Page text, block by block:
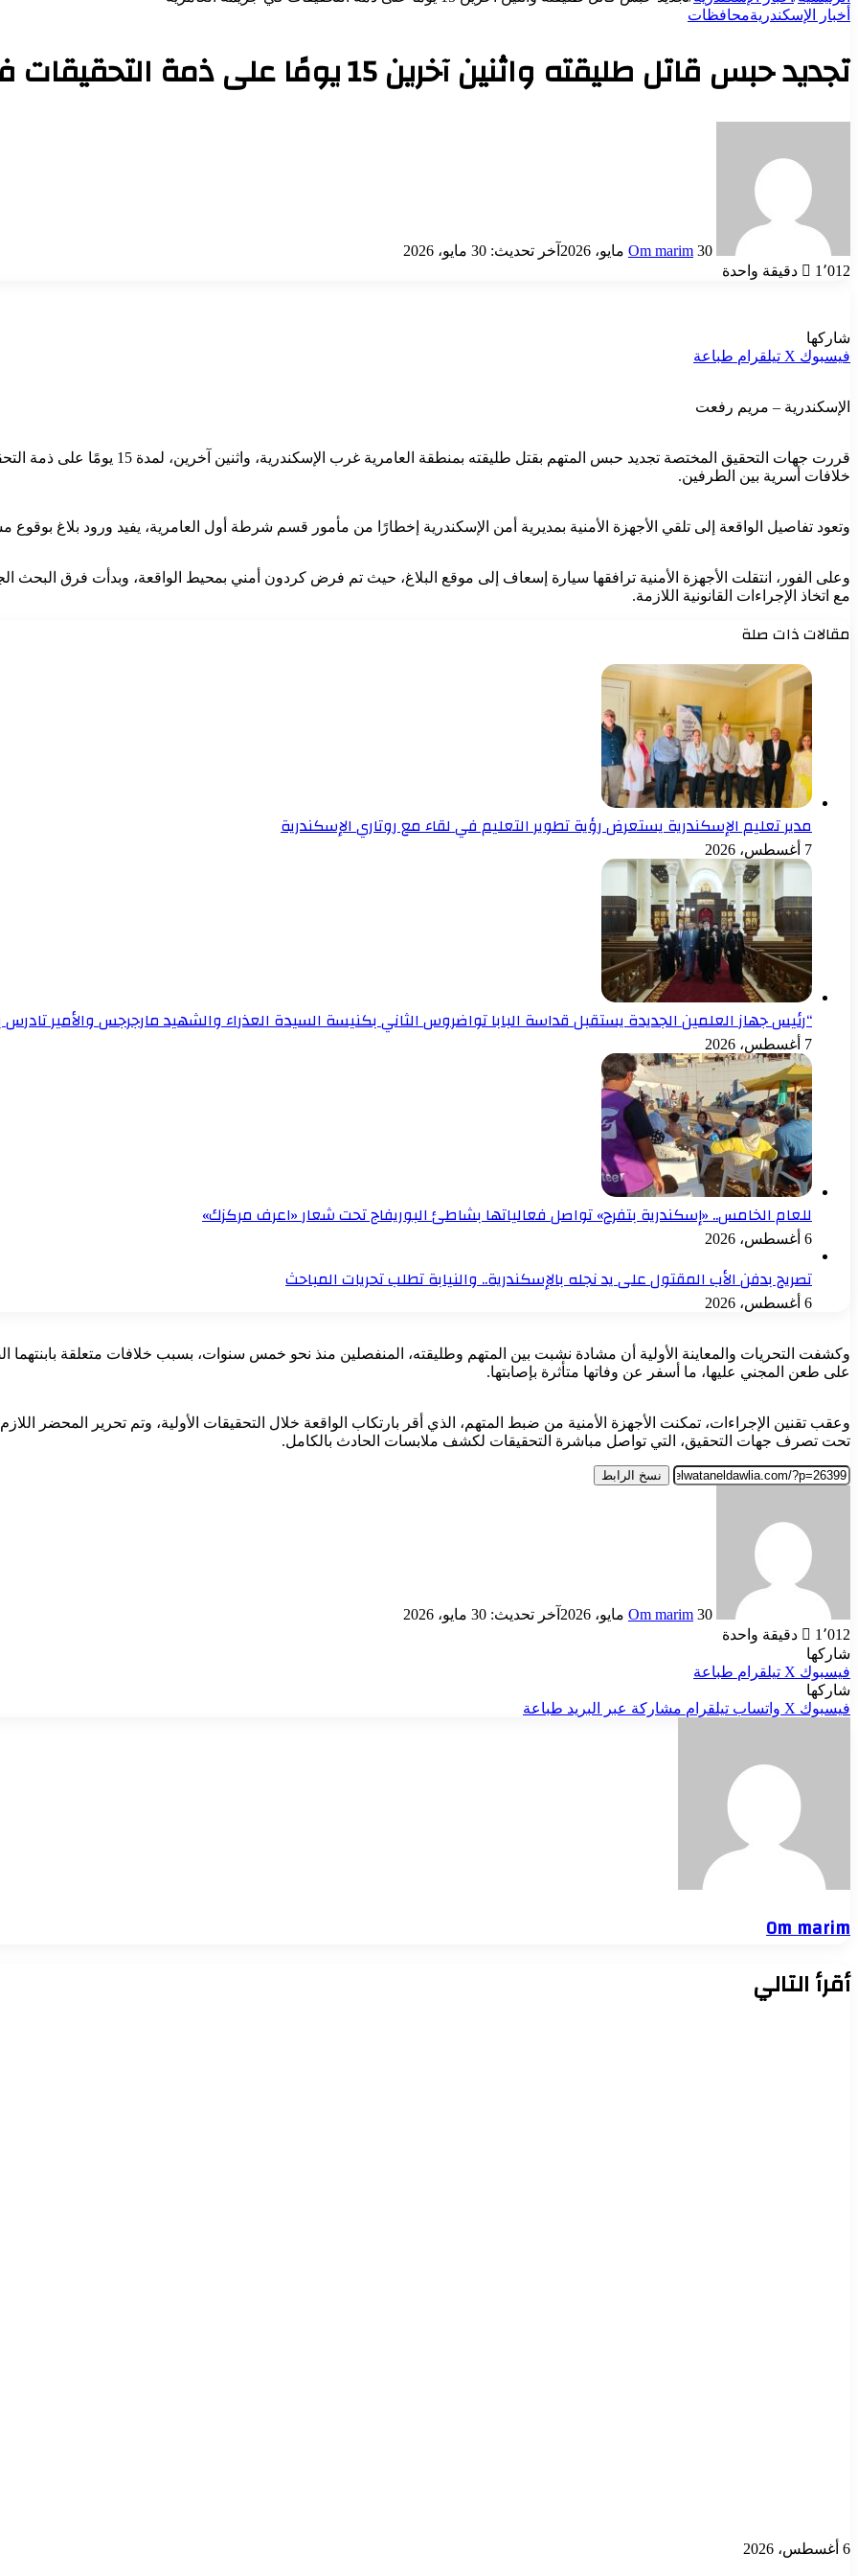
أخبار الإسكندريةمحافظات
تجديد حبس قاتل طليقته واثنين آخرين 15 يومًا على ذمة التحقيقات في جريمة العامرية
Om marim 30 مايو، 2026
آخر تحديث: 30 مايو، 2026
1٬012
دقيقة واحدة
شاركها
فيسبوك ‫X تيلقرام طباعة
الإسكندرية – مريم رفعت
قررت جهات التحقيق المختصة تجديد حبس المتهم
خلافات أسرية بين الطرفين.
وتعود تفاصيل الواقعة إلى تلقي الأجهزة الأمنية بمديرية أمن الإسكندرية إخطارًا من مأمور قسم شرطة أول العامرية، يفيد ورود بلاغ
وعلى الفور، انتقلت الأجهزة الأمنية ترافقها سيارة إسعاف إلى موقع البلاغ، حيث تم فرض كردون أمني بمحيط الواقعة، وبدأت فرق البحث
مع اتخاذ الإجراءات القانونية اللازمة.
مقالات ذات صلة
مدير تعليم الإسكندرية يستعرض رؤية تطوير التعليم في لقاء مع روتاري الإسكندرية
7 أغسطس، 2026
“رئيس جهاز العلمين الجديدة يستقبل قداسة البابا تواضروس الثاني بكنيسة السيدة العذراء والشهيد مارجرجس والأمير تادرس
7 أغسطس، 2026
للعام الخامس.. «إسكندرية بتفرح» تواصل فعالياتها بشاطئ البوريفاج تحت شعار «اعرف مركزك»
6 أغسطس، 2026
تصريح بدفن الأب المقتول على يد نجله بالإسكندرية.. والنيابة تطلب تحريات المباحث
6 أغسطس، 2026
وكشفت التحريات والمعاينة الأولية أن مشادة نشبت بين المتهم وطليقته، المنفصلين منذ نحو خمس سنوات، بسبب خلافات متعلقة بابنتهما
على طعن المجني عليها، ما أسفر عن وفاتها متأثرة بإصابتها.
وعقب تقنين الإجراءات، تمكنت الأجهزة الأمنية من ضبط المتهم، الذي أقر بارتكاب الواقعة خلال التحقيقات الأولية، وتم تحرير المحضر
تحت تصرف جهات التحقيق، التي تواصل مباشرة التحقيقات لكشف ملابسات الحادث بالكامل.
نسخ الرابط
Om marim 30 مايو، 2026
آخر تحديث: 30 مايو، 2026
1٬012
دقيقة واحدة
شاركها
فيسبوك ‫X تيلقرام طباعة
شاركها
فيسبوك ‫X واتساب تيلقرام مشاركة عبر البريد طباعة
Om marim
أقرأ التالي
6 أغسطس، 2026